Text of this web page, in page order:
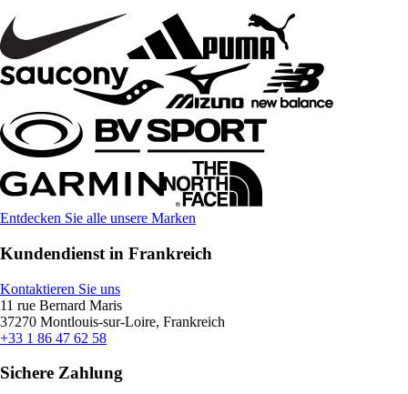
Entdecken Sie alle unsere Marken
Kundendienst in Frankreich
Kontaktieren Sie uns
11 rue Bernard Maris
37270 Montlouis-sur-Loire, Frankreich
+33 1 86 47 62 58
Sichere Zahlung